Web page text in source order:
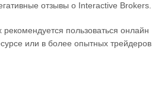
отзывы о Interactive Brokers.
пользоваться онлайн
или в более опытных трейдеров.